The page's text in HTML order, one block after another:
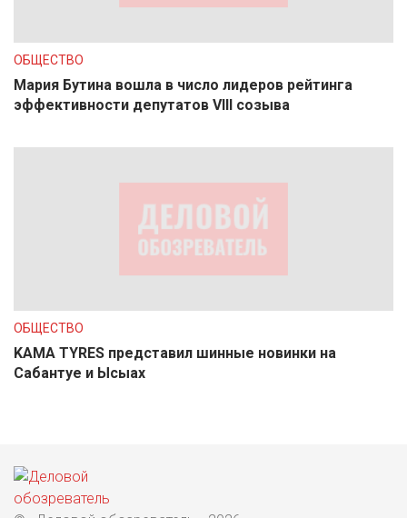
ОБЩЕСТВО
Мария Бутина вошла в число лидеров рейтинга
эффективности депутатов VIII созыва
ОБЩЕСТВО
KAMA TYRES представил шинные новинки на
Сабантуе и Ысыах